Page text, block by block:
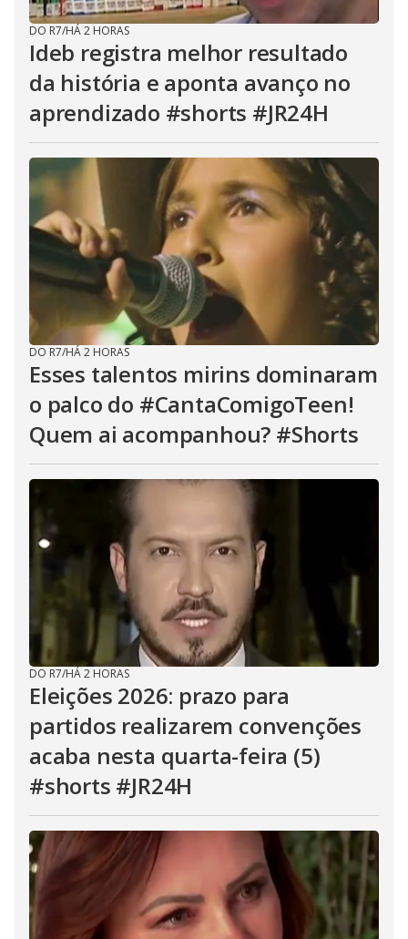
DO R7/HÁ 2 HORAS
Ideb registra melhor resultado
da história e aponta avanço no
aprendizado #shorts #JR24H
DO R7/HÁ 2 HORAS
Esses talentos mirins dominaram
o palco do #CantaComigoTeen!
Quem ai acompanhou? #Shorts
DO R7/HÁ 2 HORAS
Eleições 2026: prazo para
partidos realizarem convenções
acaba nesta quarta-feira (5)
#shorts #JR24H